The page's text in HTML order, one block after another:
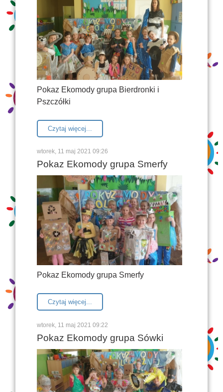
Pokaz Ekomody grupa Bierdronki i
Pszczółki
Czytaj więcej...
wtorek, 11 maj 2021 09:26
Pokaz Ekomody grupa Smerfy
Pokaz Ekomody grupa Smerfy
Czytaj więcej...
wtorek, 11 maj 2021 09:22
Pokaz Ekomody grupa Sówki